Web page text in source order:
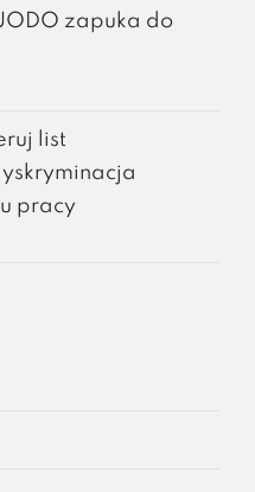
zapuka do
list
pracy